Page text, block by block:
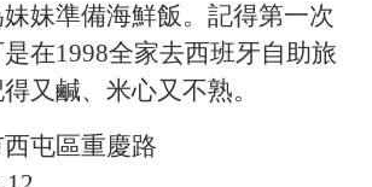
妹準備海鮮飯。記得第一次
在1998全家去西班牙自助旅
又鹹、米心又不熟。
屯區重慶路